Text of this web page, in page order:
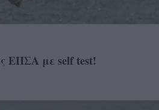
ΕΠΣΑ με self test!